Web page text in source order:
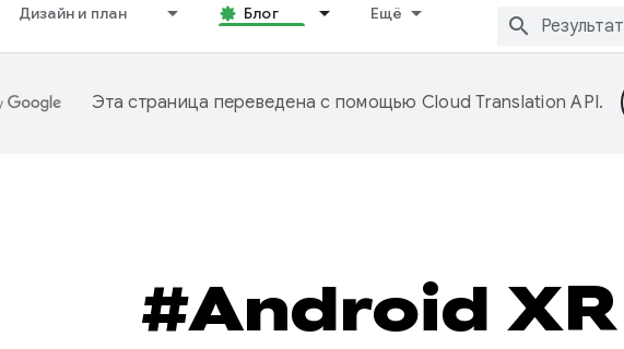
Дизайн и план Блог Ещё
Эта страница переведена с помощью Cloud Translation API.
#Android XR